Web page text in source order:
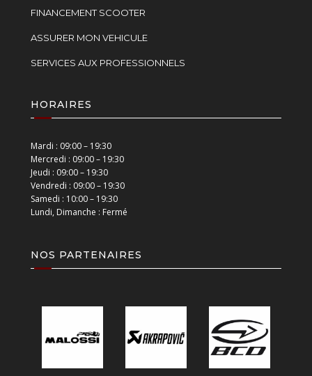
FINANCEMENT SCOOTER
ASSURER MON VEHICULE
SERVICES AUX PROFESSIONNELS
HORAIRES
Mardi : 09:00 – 19:30
Mercredi : 09:00 – 19:30
Jeudi : 09:00 – 19:30
Vendredi : 09:00 – 19:30
Samedi : 10:00 – 19:30
Lundi, Dimanche : Fermé
NOS PARTENAIRES